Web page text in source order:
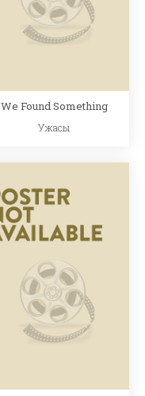
We Found Something
Ужасы